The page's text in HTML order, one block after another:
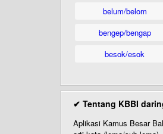
belum/belom
bengep/bengap
besok/esok
✔ Tentang KBBI
Aplikasi Kamus Besar